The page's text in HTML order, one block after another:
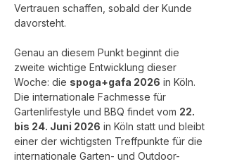
Vertrauen schaffen, sobald der Kunde
davorsteht.
Genau an diesem Punkt beginnt die
zweite wichtige Entwicklung dieser
Woche: die spoga+gafa 2026 in Köln.
Die internationale Fachmesse für
Gartenlifestyle und BBQ findet vom 22.
bis 24. Juni 2026 in Köln statt und bleibt
einer der wichtigsten Treffpunkte für die
internationale Garten- und Outdoor-